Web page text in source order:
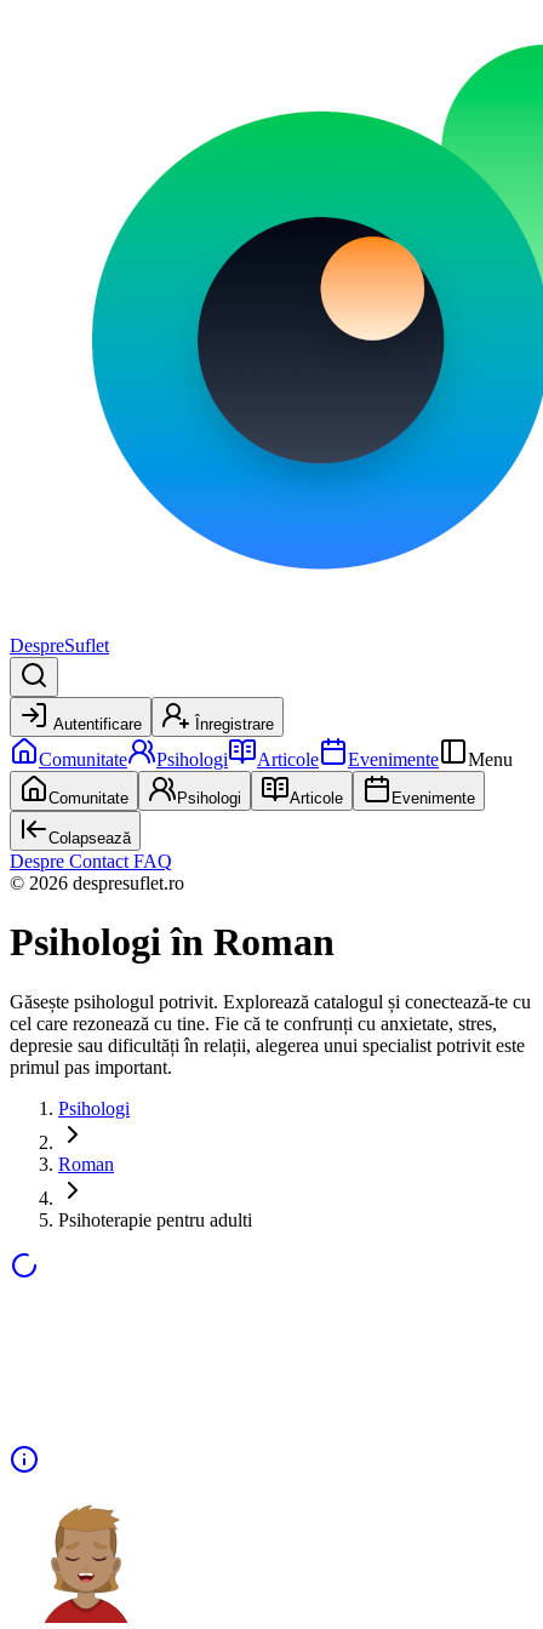
DespreSuflet
Autentificare Înregistrare
Comunitate Psihologi Articole Evenimente Menu
Comunitate Psihologi Articole Evenimente
Colapsează
Despre Contact FAQ
© 2026 despresuflet.ro
Psihologiîn Roman
Găsește psihologul potrivit. Explorează catalogul și conectează-te cu
cel care rezonează cu tine. Fie că te confrunți cu anxietate, stres,
depresie sau dificultăți în relații, alegerea unui specialist potrivit este
primul pas important.
Psihologi
Roman
Psihoterapie pentru adulti